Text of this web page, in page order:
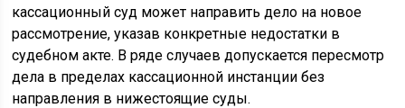
кассационный суд может направить дело на новое
рассмотрение, указав конкретные недостатки в
судебном акте. В ряде случаев допускается пересмотр
дела в пределах кассационной инстанции без
направления в нижестоящие суды.